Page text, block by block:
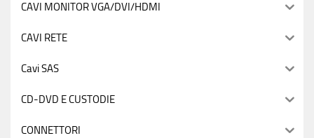
CAVI MONITOR VGA/DVI/HDMI
CAVI RETE
Cavi SAS
CD-DVD E CUSTODIE
CONNETTORI